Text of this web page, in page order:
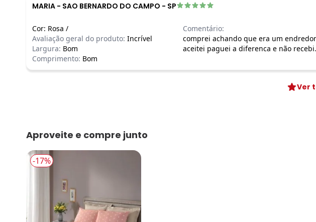
MARIA - SAO BERNARDO DO CAMPO - SP
Cor: Rosa /
Avaliação geral do produto: Incrível
Largura: Bom
Comprimento: Bom
Comentário:
comprei achando que era um
aceitei paguei a diferenca e não
Ver
Aproveite e compre junto
-17%